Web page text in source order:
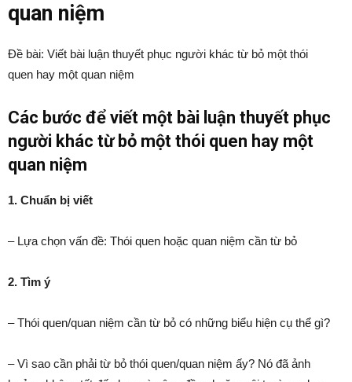
quan niệm
Đề bài: Viết bài luận thuyết phục người khác từ bỏ một thói
quen hay một quan niệm
Các bước để viết một bài luận thuyết phục
người khác từ bỏ một thói quen hay một
quan niệm
1. Chuẩn bị viết
– Lựa chọn vấn đề: Thói quen hoặc quan niệm cần từ bỏ
2. Tìm ý
– Thói quen/quan niệm cần từ bỏ có những biểu hiện cụ thể gì?
– Vì sao cần phải từ bỏ thói quen/quan niệm ấy? Nó đã ảnh